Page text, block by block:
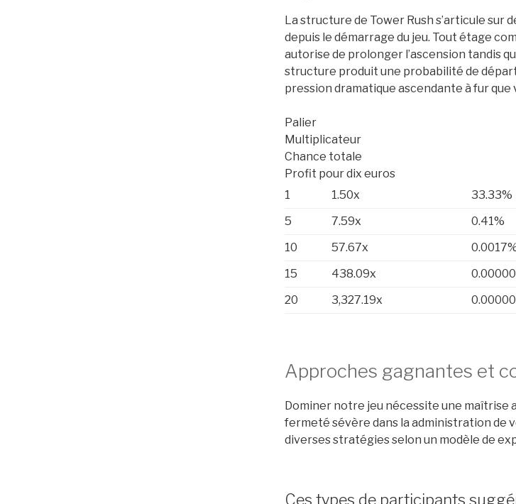
La structure de Tower Rush s’articule sur
depuis le démarrage du jeu. Tout étage
autorise de prolonger l’ascension tandis
structure produit une probabilité de
pression dramatique ascendante à fur que
Palier
Multiplicateur
Chance totale
Profit pour dix euros
1
1.50x 33.33%
5
7.59x 0.41%
10
57.67x
15
438.09x
20
3,327.19x
Approches gagnantes et
Dominer notre jeu nécessite une
fermeté sévère dans la administration de
diverses stratégies selon un modèle de
Ces types de participants